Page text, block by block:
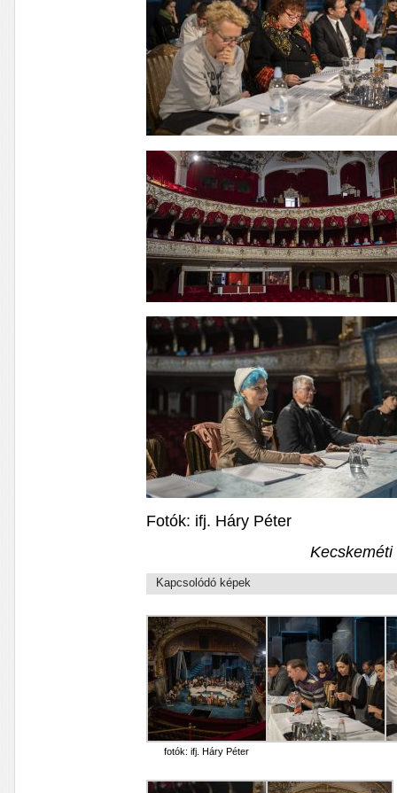
Fotók: ifj. Háry Péter
Kapcsolódó képek
fotók: ifj. Háry Péter